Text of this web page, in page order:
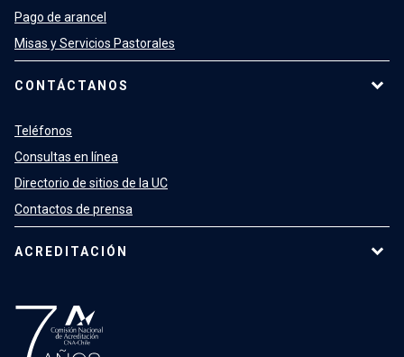
Pago de arancel
Misas y Servicios Pastorales
CONTÁCTANOS
Teléfonos
Consultas en línea
Directorio de sitios de la UC
Contactos de prensa
ACREDITACIÓN